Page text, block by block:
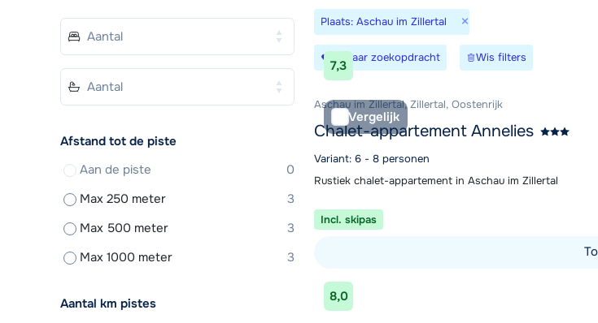
Plaats: Aschau im Zillertal ×
Bewaar zoekopdracht Wis filters
7,3
Vergelijk
Aschau im Zillertal, Zillertal, Oostenrijk
Chalet-appartement Annelies
Variant: 6 - 8 personen
Rustiek chalet-appartement in Aschau im Zillertal
Incl. skipas
Bekijk accommodatie
8,0
Afstand tot de piste
Aan de piste
0
Max 250 meter
3
Max 500 meter
3
Max 1000 meter
3
Aantal km pistes